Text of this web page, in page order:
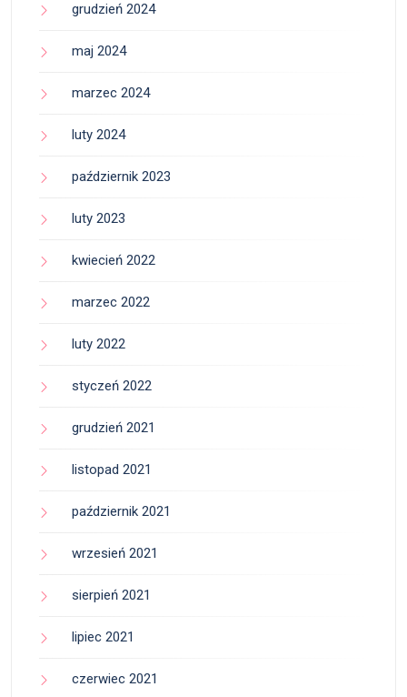
grudzień 2024
maj 2024
marzec 2024
luty 2024
październik 2023
luty 2023
kwiecień 2022
marzec 2022
luty 2022
styczeń 2022
grudzień 2021
listopad 2021
październik 2021
wrzesień 2021
sierpień 2021
lipiec 2021
czerwiec 2021